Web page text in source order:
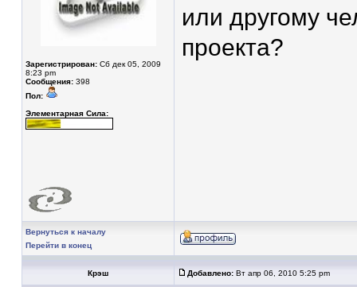
Зарегистрирован: Сб дек 05, 2009
8:23 pm
Сообщения: 398
Пол:
Элементарная Сила:
или другому
проекта?
Вернуться к началу
Перейти в конец
Крэш Добавлено: Вт апр 06, 2010 5:25 pm